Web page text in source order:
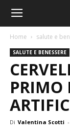
Home salute e
SALUTE E BENESSERE
PRIMO
Di Valentina Scotti -